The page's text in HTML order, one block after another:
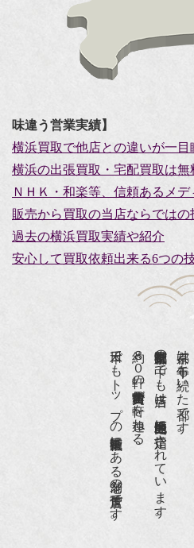
味違う営業実績】
横浜買取で他店との違いが一目
横浜の出張買取・宅配買取は無
ＮＨＫ・和楽等、信頼あるメデ
販売から買取の当店ならではの
過去の横浜買取実績や紹介
安心して買取依頼出来る6つの
京都は千年も続いた都です。
京都祇園骨董街の中でも当店は、歴史的保全地区に指定されています。
約８０軒の古美術骨董商が軒を連ねる、
日本でもトップの祇園骨董街にある老舗の骨董店です。